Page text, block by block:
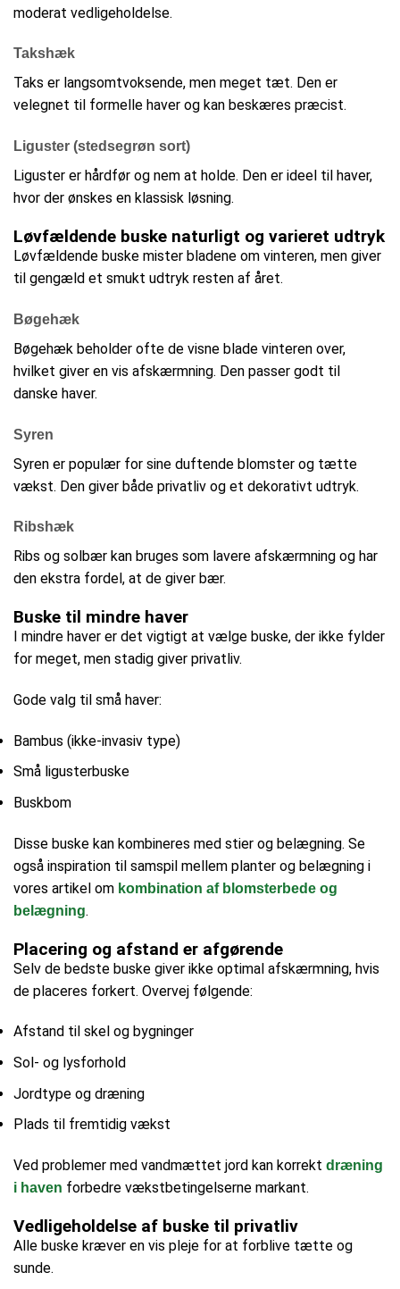
moderat vedligeholdelse.
Takshæk
Taks er langsomtvoksende, men meget tæt. Den er
velegnet til formelle haver og kan beskæres præcist.
Liguster (stedsegrøn sort)
Liguster er hårdfør og nem at holde. Den er ideel til haver,
hvor der ønskes en klassisk løsning.
Løvfældende buske naturligt og varieret udtryk
Løvfældende buske mister bladene om vinteren, men giver
til gengæld et smukt udtryk resten af året.
Bøgehæk
Bøgehæk beholder ofte de visne blade vinteren over,
hvilket giver en vis afskærmning. Den passer godt til
danske haver.
Syren
Syren er populær for sine duftende blomster og tætte
vækst. Den giver både privatliv og et dekorativt udtryk.
Ribshæk
Ribs og solbær kan bruges som lavere afskærmning og har
den ekstra fordel, at de giver bær.
Buske til mindre haver
I mindre haver er det vigtigt at vælge buske, der ikke fylder
for meget, men stadig giver privatliv.
Gode valg til små haver:
Bambus (ikke-invasiv type)
Små ligusterbuske
Buskbom
Disse buske kan kombineres med stier og belægning. Se
også inspiration til samspil mellem planter og belægning i
vores artikel om kombination af blomsterbede og
belægning.
Placering og afstand er afgørende
Selv de bedste buske giver ikke optimal afskærmning, hvis
de placeres forkert. Overvej følgende:
Afstand til skel og bygninger
Sol- og lysforhold
Jordtype og dræning
Plads til fremtidig vækst
Ved problemer med vandmættet jord kan korrekt dræning
i haven forbedre vækstbetingelserne markant.
Vedligeholdelse af buske til privatliv
Alle buske kræver en vis pleje for at forblive tætte og
sunde.